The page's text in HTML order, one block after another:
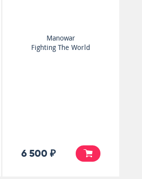
Manowar
Fighting The World
6 500 ₽